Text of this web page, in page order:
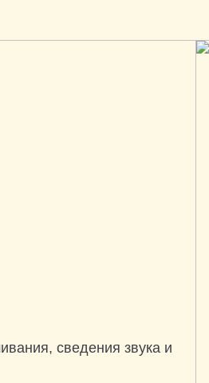
сведения звука и